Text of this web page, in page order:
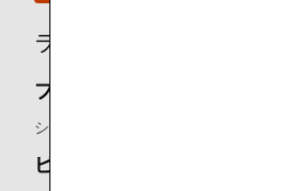
ラウンジ所有者
ファーストクラス シルバー
シンガポール航空
ビジネスクラス シルバーク